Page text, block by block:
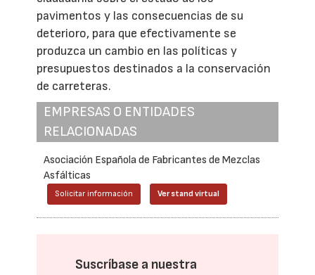
pavimentos y las consecuencias de su
deterioro, para que efectivamente se
produzca un cambio en las políticas y
presupuestos destinados a la conservación
de carreteras.
EMPRESAS O ENTIDADES
RELACIONADAS
Asociación Española de Fabricantes de Mezclas
Asfálticas
Solicitar información Ver stand virtual
Suscríbase a nuestra